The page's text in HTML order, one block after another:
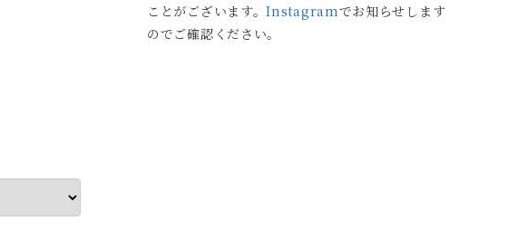
ことがございます。Instagramでお知らせします
のでご確認ください。